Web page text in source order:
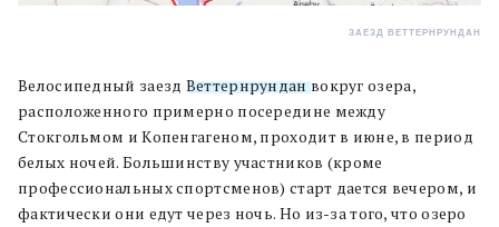
ЗАЕЗД ВЕТТЕРНРУНДАН
Велосипедный заезд Веттернрунданвокруг озера,
расположенного примерно посередине между
Стокгольмом и Копенгагеном, проходит в июне, в период
белых ночей. Большинству участников (кроме
профессиональных спортсменов) старт дается вечером, и
фактически они едут через ночь. Но из-за того, что озеро